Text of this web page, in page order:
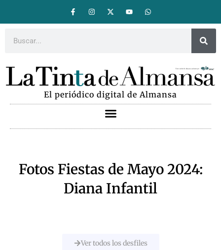
El periódico digital de Almansa
Fotos Fiestas de Mayo 2024:
Diana Infantil
Ver todos los desfiles